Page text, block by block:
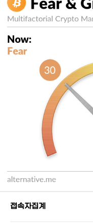
접속자집계